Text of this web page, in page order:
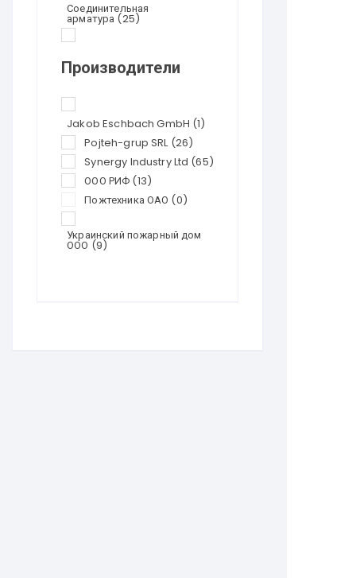
Соединительная
арматура (25)
огнетушителей (21)
Огнетушители
Производители
Jakob Eschbach GmbH (1)
Pojteh-grup SRL (26)
Synergy Industry Ltd (65)
ООО РИФ (13)
Пожтехника ОАО (0)
Украинский пожарный дом
ООО (9)